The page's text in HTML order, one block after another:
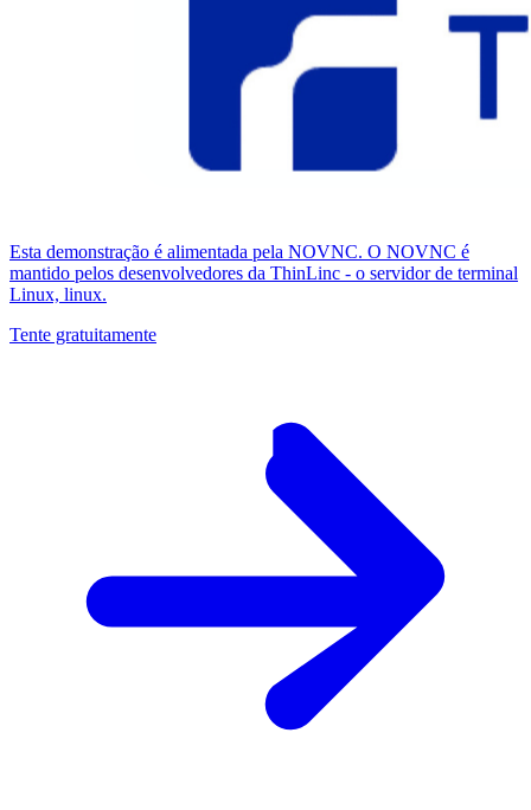
Esta demonstração é alimentada pela NOVNC. O NOVNC é
mantido pelos desenvolvedores da ThinLinc - o servidor de terminal
Linux, linux.
Tente gratuitamente